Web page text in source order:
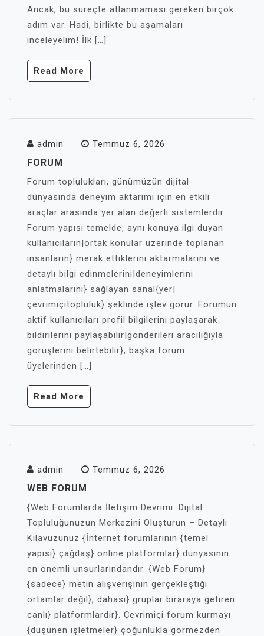
Ancak, bu süreçte atlanmaması gereken birçok
adım var. Hadi, birlikte bu aşamaları
inceleyelim! İlk […]
Read More
admin Temmuz 6, 2026
FORUM
Forum toplulukları, günümüzün dijital
dünyasında deneyim aktarımı için en etkili
araçlar arasında yer alan değerli sistemlerdir.
Forum yapısı temelde, aynı konuya ilgi duyan
kullanıcıların|ortak konular üzerinde toplanan
insanların} merak ettiklerini aktarmalarını ve
detaylı bilgi edinmelerini|deneyimlerini
anlatmalarını} sağlayan sanal{yer|
çevrimiçitopluluk} şeklinde işlev görür. Forumun
aktif kullanıcıları profil bilgilerini paylaşarak
bildirilerini paylaşabilir|gönderileri aracılığıyla
görüşlerini belirtebilir}, başka forum
üyelerinden […]
Read More
admin Temmuz 6, 2026
WEB FORUM
{Web Forumlarda İletişim Devrimi: Dijital
Topluluğunuzun Merkezini Oluşturun – Detaylı
Kılavuzunuz {İnternet forumlarının {temel
yapısı} çağdaş} online platformlar} dünyasının
en önemli unsurlarındandır. {Web Forum}
{sadece} metin alışverişinin gerçekleştiği
ortamlar değil}, dahası} gruplar biraraya getiren
canlı} platformlardır}. Çevrimiçi forum kurmayı
{düşünen işletmeler} çoğunlukla görmezden